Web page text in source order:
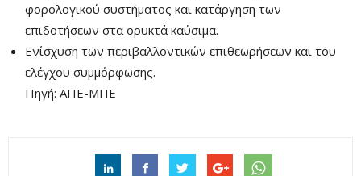
φορολογικού συστήματος και κατάργηση των
επιδοτήσεων στα ορυκτά καύσιμα.
Ενίσχυση των περιβαλλοντικών επιθεωρήσεων και του
ελέγχου συμμόρφωσης.
Πηγή: ΑΠΕ-ΜΠΕ